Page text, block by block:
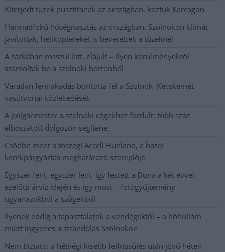
Kiterjedt tüzek pusztítanak az országban, köztük Karcagon
Harmadfokú hőségriasztás az országban: Szolnokon klímát
javítottak, helikoptereket is bevetettek a tüzeknél
A zárkában rosszul lett, elájult – ilyen körülményekről
számoltak be a szolnoki börtönből
Váratlan fennakadás borította fel a Szolnok–Kecskemét
vasútvonal közlekedését
A polgármester a szolnoki cégekhez fordult: több száz
elbocsátott dolgozón segítene
Csődbe ment a tószegi Accell Hunland, a hazai
kerékpárgyártás meghatározó szereplője
Egyszer fent, egyszer lent, így festett a Duna a két évvel
ezelőtti árvíz idején és így most – fotógyűjtemény
ugyanazokból a szögekből
Ilyenek eddig a tapasztalatok a vendégektől – a hőhullám
miatt ingyenes a strandolás Szolnokon
Nem biztató: a hétvégi kisebb felfrissülés után jövő héten